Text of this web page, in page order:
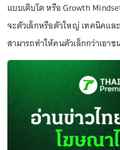
แบบเติบโต หรือ Growth
จะตัวเล็กหรือตัวใหญ่ เทคนิคแล
สามารถทำให้คนตัวเล็กกว่าเอาช